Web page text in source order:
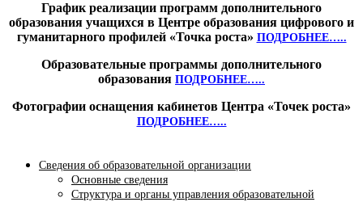
График реализации программ дополнительного
образования учащихся в Центре образования цифрового и
гуманитарного профилей «Точка роста» ПОДРОБНЕЕ…..
Образовательные программы дополнительного
образования ПОДРОБНЕЕ…..
Фотографии оснащения кабинетов Центра «Точек роста»
ПОДРОБНЕЕ…..
Сведения об образовательной организации
Основные сведения
Структура и органы управления образовательной